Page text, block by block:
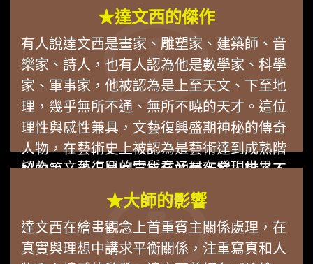
主義思想的當時，相對於中世紀刻板的藝術
風格，文藝復興時期的藝術風格，也因之產
生重大變革。除了追求藝術的真實性，也在
古典藝術中吸收寫實的手法，追求畫面形象
的生動性和感染力。綜合而言，文藝復興時
期的藝術風格就是「古典中有寫實，寫實中
講求生動。」19世紀的學者雅各‧布克哈特
認為，文藝復興的實質意涵是在發現世界、
★達文西的傑作
有人說達文西是畫家、雕塑家、建築師、音
樂家、詩人，也有人認為他是數學家、科學
家、軍事家，他被認為是上至天文、下至地
理，幾乎無所不通、無所不曉的天才。這位
理性與感性兼具，文藝復興盛期神秘的傳奇
人物，在藝術史上被認為是藝術達到成熟階
段的第一人，是最富盛名的藝術家。除了不
計其數的各種科學性、醫學性的精細手稿
外，他的繪畫藝術才華，也在他的老師維洛
奇歐見證下留名青史。總括他的作品以宗教
畫、人物畫與神話畫為主；傳世經典作品，
★大師的影響
達文西在繪畫觀念上首重賓主關係處理，在
真實與理想中講求平衡關係，注重寫真和人